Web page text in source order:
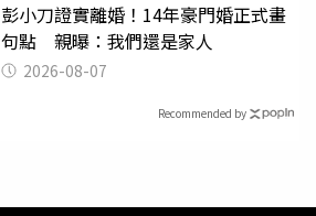
彭小刀證實離婚！14年豪門婚正式畫
句點 親曝：我們還是家人
2026-08-07
Recommended by